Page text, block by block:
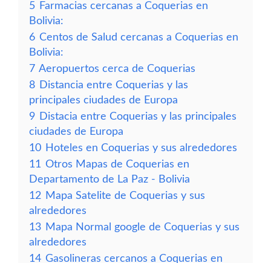
5 Farmacias cercanas a Coquerias en
Bolivia:
6 Centos de Salud cercanas a Coquerias en
Bolivia:
7 Aeropuertos cerca de Coquerias
8 Distancia entre Coquerias y las
principales ciudades de Europa
9 Distacia entre Coquerias y las principales
ciudades de Europa
10 Hoteles en Coquerias y sus alrededores
11 Otros Mapas de Coquerias en
Departamento de La Paz - Bolivia
12 Mapa Satelite de Coquerias y sus
alrededores
13 Mapa Normal google de Coquerias y sus
alrededores
14 Gasolineras cercanos a Coquerias en